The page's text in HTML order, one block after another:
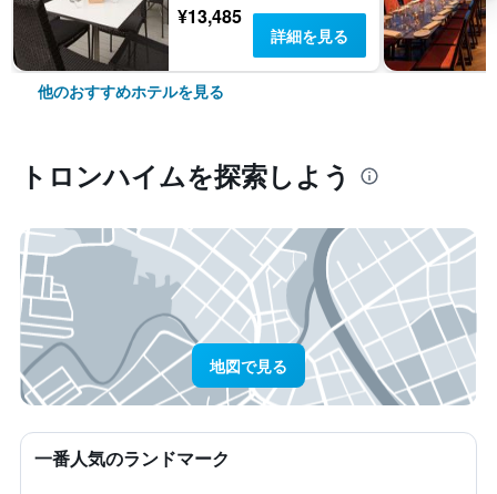
¥13,485
詳細を見る
他のおすすめホテルを見る
トロンハイム​を探索しよう
地図で見る
一番人気のランドマーク